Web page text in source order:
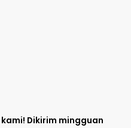
kami! Dikirim mingguan